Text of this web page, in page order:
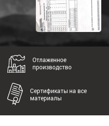
Отлаженное
производство
Сертификаты на все
материалы